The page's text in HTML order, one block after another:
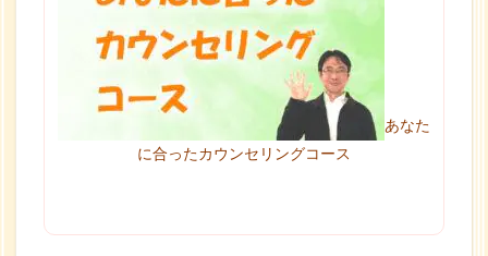
あなた
に合ったカウンセリングコース